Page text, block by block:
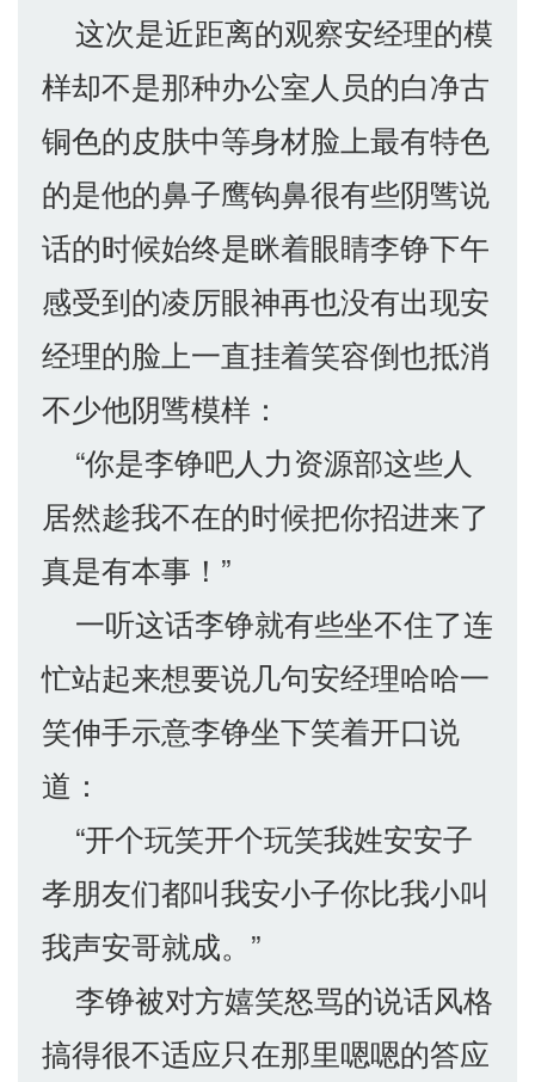
这次是近距离的观察安经理的模
样却不是那种办公室人员的白净古
铜色的皮肤中等身材脸上最有特色
的是他的鼻子鹰钩鼻很有些阴骘说
话的时候始终是眯着眼睛李铮下午
感受到的凌厉眼神再也没有出现安
经理的脸上一直挂着笑容倒也抵消
不少他阴骘模样：
“你是李铮吧人力资源部这些人
居然趁我不在的时候把你招进来了
真是有本事！”
一听这话李铮就有些坐不住了连
忙站起来想要说几句安经理哈哈一
笑伸手示意李铮坐下笑着开口说
道：
“开个玩笑开个玩笑我姓安安子
孝朋友们都叫我安小子你比我小叫
我声安哥就成。”
李铮被对方嬉笑怒骂的说话风格
搞得很不适应只在那里嗯嗯的答应